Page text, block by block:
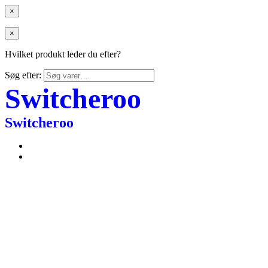
×
×
Hvilket produkt leder du efter?
Søg efter:
Switcheroo
Switcheroo